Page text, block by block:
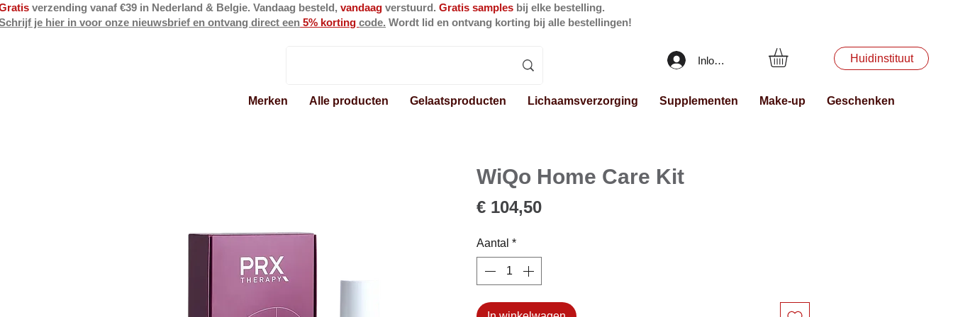
verzending vanaf €39 in Nederland & Belgie. Vandaag besteld,vandaag verstuurd.Gratis samples bij elke bestelling.
je hier in voor onze nieuwsbrief en ontvang direct een 5% kortingcode. Wordt lid en ontvang korting bij alle bestellingen!
Huidinstituut
Inloggen
Merken Alle producten Gelaatsproducten Lichaamsverzorging Supplementen Make-up Geschenken
WiQo Home Care Kit
€ 104,50Prijs
Aantal *